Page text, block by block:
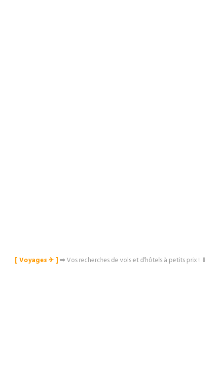
[ Voyages ✈︎ ]⇒Vos recherches de vols et d’hôtels à petits prix ! ⇓